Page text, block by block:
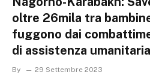
oltre 26mila tra
fuggono dai
di assistenza
By 29 Settembre 2023